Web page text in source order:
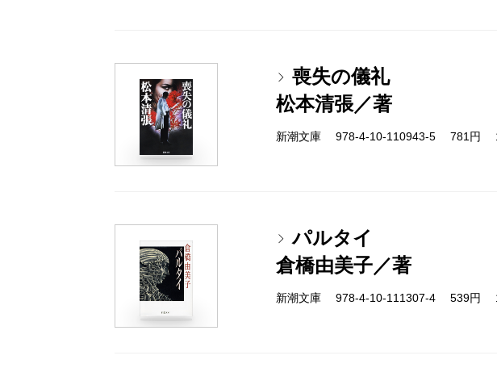
喪失の儀礼
松本清張／著
新潮文庫 978-4-10-110943-5 781円
パルタイ
倉橋由美子／著
新潮文庫 978-4-10-111307-4 539円